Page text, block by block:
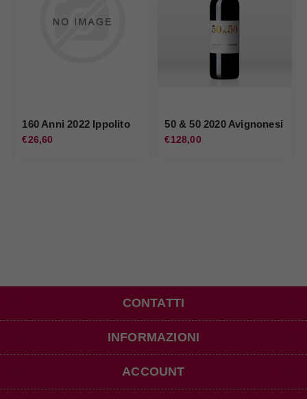
160 Anni 2022 Ippolito
€26,60
50 & 50 2020 Avignonesi
€128,00
CONTATTI
INFORMAZIONI
ACCOUNT